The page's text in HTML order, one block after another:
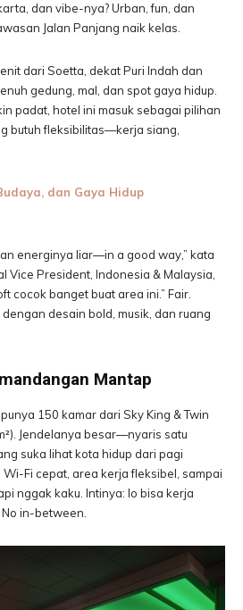
dan vibe-nya? Urban, fun, dan
Jalan Panjang naik kelas.
dari Soetta, dekat Puri Indah dan
gedung, mal, dan spot gaya hidup.
padat, hotel ini masuk sebagai pilihan
butuh fleksibilitas—kerja siang,
dan Gaya Hidup
energinya liar—in a good way,” kata
Vice President, Indonesia & Malaysia,
cocok banget buat area ini.” Fair.
desain bold, musik, dan ruang
Mantap
150 kamar dari Sky King & Twin
Jendelanya besar—nyaris satu
suka lihat kota hidup dari pagi
Wi-Fi cepat, area kerja fleksibel, sampai
nggak kaku. Intinya: lo bisa kerja
in-between.